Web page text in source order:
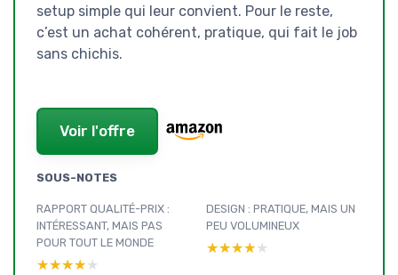
setup simple qui leur convient. Pour le reste,
c’est un achat cohérent, pratique, qui fait le job
sans chichis.
Voir l'offre
SOUS-NOTES
RAPPORT QUALITÉ-PRIX :
INTÉRESSANT, MAIS PAS
POUR TOUT LE MONDE
★★★★★
★★★★★
DESIGN : PRATIQUE, MAIS UN
PEU VOLUMINEUX
★★★★★
★★★★★